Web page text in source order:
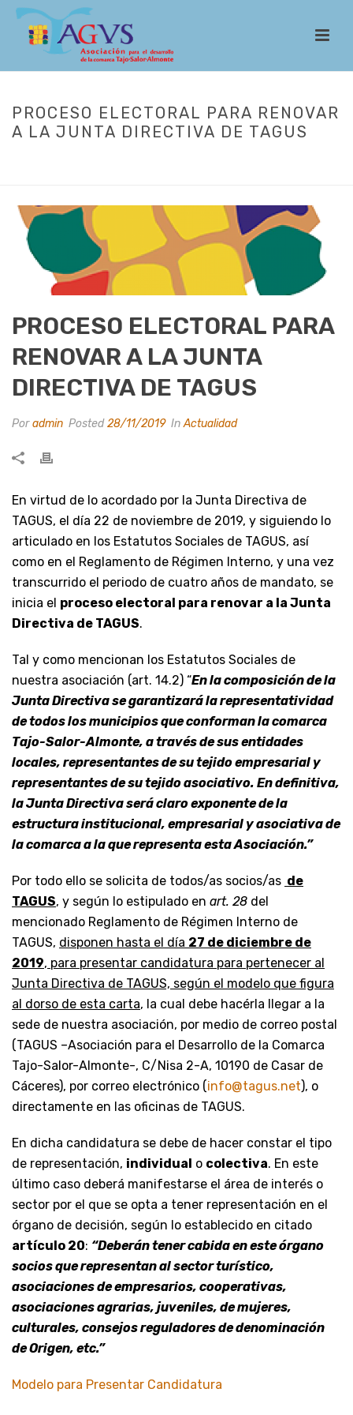
PROCESO ELECTORAL PARA RENOVAR
A LA JUNTA DIRECTIVA DE TAGUS
PROCESO ELECTORAL PARA
RENOVAR A LA JUNTA
DIRECTIVA DE TAGUS
Poradmin Posted28/11/2019 InActualidad
En virtud de lo acordado por la Junta Directiva de
TAGUS, el día 22 de noviembre de 2019, y siguiendo lo
articulado en los Estatutos Sociales de TAGUS, así
como en el Reglamento de Régimen Interno, y una vez
transcurrido el periodo de cuatro años de mandato, se
inicia el proceso electoral para renovar a la Junta
Directiva de TAGUS.
Tal y como mencionan los Estatutos Sociales de
nuestra asociación (art. 14.2) “En la composición de la
Junta Directiva se garantizará la representatividad
de todos los municipios que conforman la comarca
Tajo-Salor-Almonte, a través de sus entidades
locales, representantes de su tejido empresarial y
representantes de su tejido asociativo. En definitiva,
la Junta Directiva será claro exponente de la
estructura institucional, empresarial y asociativa de
la comarca a la que representa esta Asociación.”
Por todo ello se solicita de todos/as socios/as de
TAGUS, y según lo estipulado en art. 28 del
mencionado Reglamento de Régimen Interno de
TAGUS, disponen hasta el día 27 de diciembre de
2019, para presentar candidatura para pertenecer al
Junta Directiva de TAGUS, según el modelo que figura
al dorso de esta carta, la cual debe hacérla llegar a la
sede de nuestra asociación, por medio de correo postal
(TAGUS –Asociación para el Desarrollo de la Comarca
Tajo-Salor-Almonte-, C/Nisa 2-A, 10190 de Casar de
Cáceres), por correo electrónico (info@tagus.net), o
directamente en las oficinas de TAGUS.
En dicha candidatura se debe de hacer constar el tipo
de representación, individual o colectiva. En este
último caso deberá manifestarse el área de interés o
sector por el que se opta a tener representación en el
órgano de decisión, según lo establecido en citado
artículo 20: “Deberán tener cabida en este órgano
socios que representan al sector turístico,
asociaciones de empresarios, cooperativas,
asociaciones agrarias, juveniles, de mujeres,
culturales, consejos reguladores de denominación
de Origen, etc.”
Modelo para Presentar Candidatura